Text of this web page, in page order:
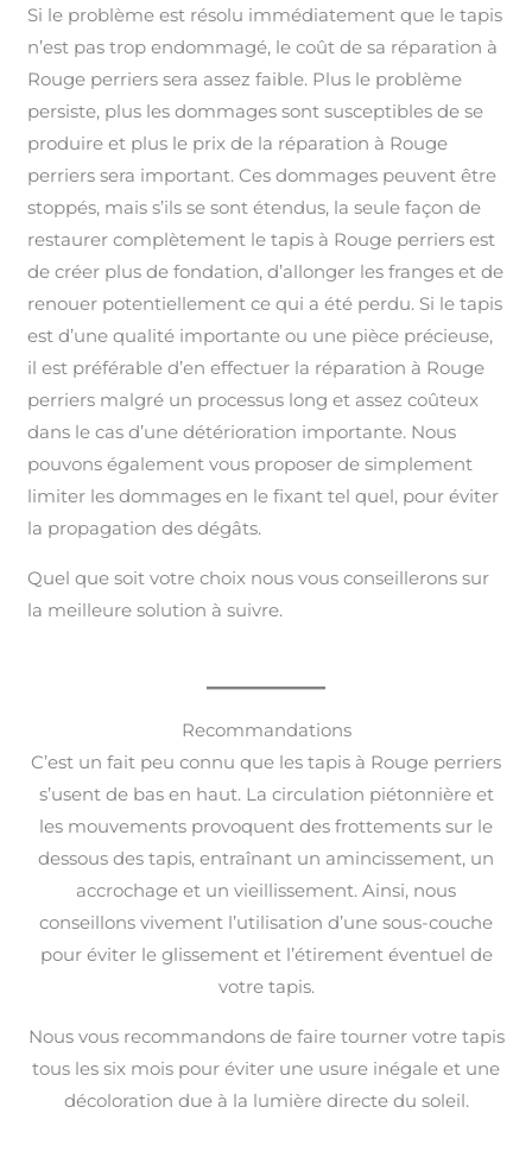
Si le problème est résolu immédiatement que le tapis
n’est pas trop endommagé, le coût de sa réparation à
Rouge perriers sera assez faible. Plus le problème
persiste, plus les dommages sont susceptibles de se
produire et plus le prix de la réparation à Rouge
perriers sera important. Ces dommages peuvent être
stoppés, mais s’ils se sont étendus, la seule façon de
restaurer complètement le tapis à Rouge perriers est
de créer plus de fondation, d’allonger les franges et de
renouer potentiellement ce qui a été perdu. Si le tapis
est d’une qualité importante ou une pièce précieuse,
il est préférable d’en effectuer la réparation à Rouge
perriers malgré un processus long et assez coûteux
dans le cas d’une détérioration importante. Nous
pouvons également vous proposer de simplement
limiter les dommages en le fixant tel quel, pour éviter
la propagation des dégâts.
Quel que soit votre choix nous vous conseillerons sur
la meilleure solution à suivre.
Recommandations
C’est un fait peu connu que les tapis à Rouge perriers
s’usent de bas en haut. La circulation piétonnière et
les mouvements provoquent des frottements sur le
dessous des tapis, entraînant un amincissement, un
accrochage et un vieillissement. Ainsi, nous
conseillons vivement l’utilisation d’une sous-couche
pour éviter le glissement et l’étirement éventuel de
votre tapis.
Nous vous recommandons de faire tourner votre tapis
tous les six mois pour éviter une usure inégale et une
décoloration due à la lumière directe du soleil.